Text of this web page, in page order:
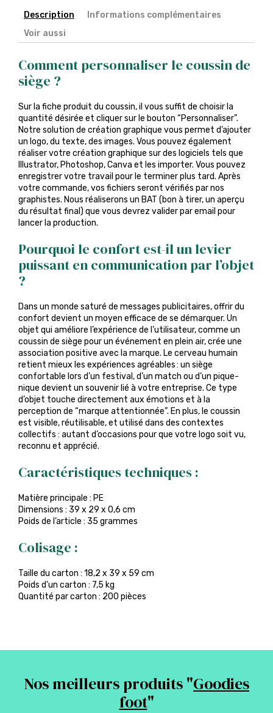
Description
Informations complémentaires
Voir aussi
Comment personnaliser le coussin de
siège ?
Sur la fiche produit du coussin, il vous suffit de choisir la
quantité désirée et cliquer sur le bouton “Personnaliser”.
Notre solution de création graphique vous permet d’ajouter
un logo, du texte, des images. Vous pouvez également
réaliser votre création graphique sur des logiciels tels que
Illustrator, Photoshop, Canva et les importer. Vous pouvez
enregistrer votre travail pour le terminer plus tard. Après
votre commande, vos fichiers seront vérifiés par nos
graphistes. Nous réaliserons un BAT (bon à tirer, un aperçu
du résultat final) que vous devrez valider par email pour
lancer la production.
Pourquoi le confort est-il un levier
puissant en communication par l’objet
?
Dans un monde saturé de messages publicitaires, offrir du
confort devient un moyen efficace de se démarquer. Un
objet qui améliore l’expérience de l’utilisateur, comme un
coussin de siège pour un événement en plein air, crée une
association positive avec la marque. Le cerveau humain
retient mieux les expériences agréables : un siège
confortable lors d’un festival, d’un match ou d’un pique-
nique devient un souvenir lié à votre entreprise. Ce type
d’objet touche directement aux émotions et à la
perception de “marque attentionnée”. En plus, le coussin
est visible, réutilisable, et utilisé dans des contextes
collectifs : autant d’occasions pour que votre logo soit vu,
reconnu et apprécié.
Caractéristiques techniques :
Matière principale : PE
Dimensions : 39 x 29 x 0,6 cm
Poids de l’article : 35 grammes
Colisage :
Taille du carton : 18,2 x 39 x 59 cm
Poids d’un carton : 7,5 kg
Quantité par carton : 200 pièces
Nos meilleurs produits "Goodies
foot"